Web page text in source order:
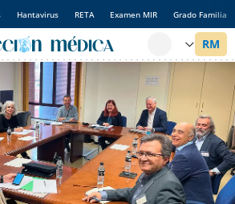
Hantavirus RETA Examen MIR Grado Familia